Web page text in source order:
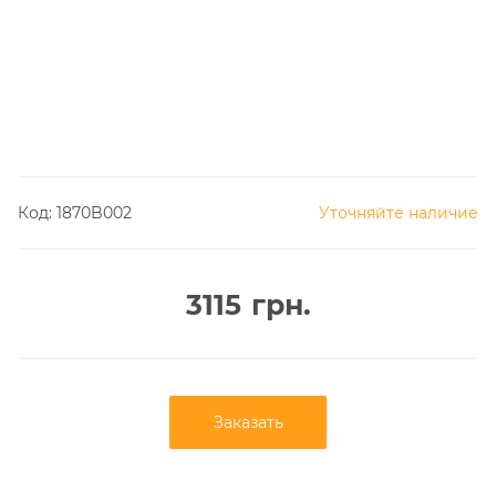
Код: 1870B002 Уточняйте наличие
3115 грн.
Заказать